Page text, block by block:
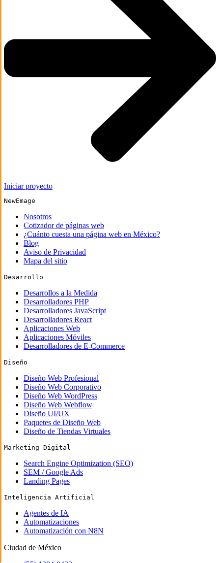
Iniciar proyecto
NewEmage
Nosotros
Cotizador de páginas web
¿Cuánto cuesta una página web en México?
Blog
Aviso de Privacidad
Mapa del sitio
Desarrollo
Desarrollos a la Medida
Desarrolladores PHP
Desarrolladores JavaScript
Desarrolladores React
Aplicaciones Web
Aplicaciones Móviles
Desarrolladores de E-Commerce
Diseño
Diseño Web Profesional
Diseño Web Corporativo
Diseño Web WordPress
Diseño Web Webflow
Diseño UI/UX
Paquetes de Diseño Web
Diseño de Tiendas Virtuales
Marketing Digital
Search Engine Optimization (SEO)
SEM / Google Ads
Landing Pages
Inteligencia Artificial
Agentes de IA
Automatizaciones
Automatización con N8N
Ciudad de México